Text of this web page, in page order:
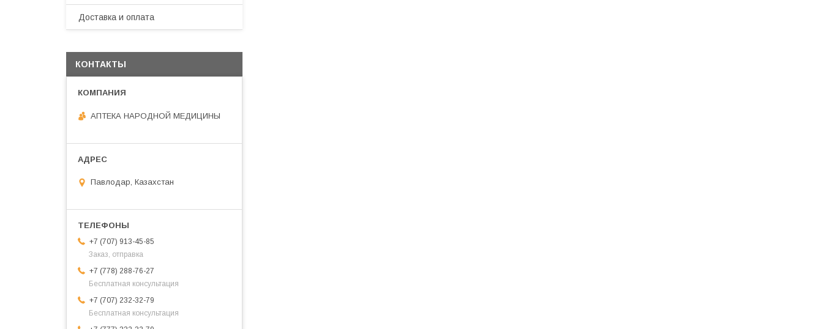
Доставка и оплата
КОНТАКТЫ
АПТЕКА НАРОДНОЙ МЕДИЦИНЫ
Павлодар, Казахстан
+7 (707) 913-45-85
Заказ, отправка
+7 (778) 288-76-27
Бесплатная консультация
+7 (707) 232-32-79
Бесплатная консультация